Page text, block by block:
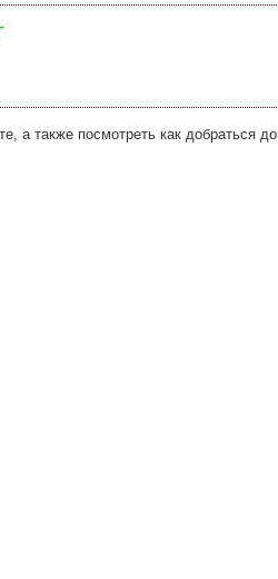
а также посмотреть как